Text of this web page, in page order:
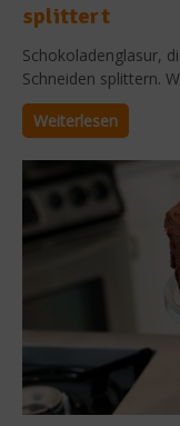
splittert
Schokoladenglasur,
Schneiden splittern.
Weiterlesen